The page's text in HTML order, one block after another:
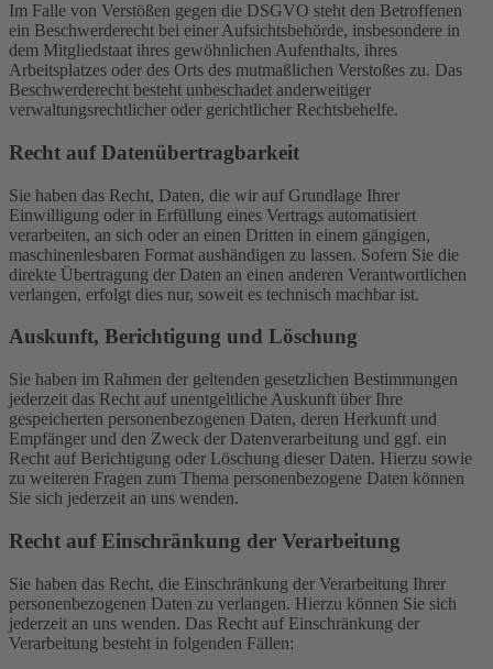
Im Falle von Verstößen gegen die DSGVO steht den Betroffenen
ein Beschwerderecht bei einer Aufsichtsbehörde, insbesondere in
dem Mitgliedstaat ihres gewöhnlichen Aufenthalts, ihres
Arbeitsplatzes oder des Orts des mutmaßlichen Verstoßes zu. Das
Beschwerderecht besteht unbeschadet anderweitiger
verwaltungsrechtlicher oder gerichtlicher Rechtsbehelfe.
Recht auf Daten­übertrag­barkeit
Sie haben das Recht, Daten, die wir auf Grundlage Ihrer
Einwilligung oder in Erfüllung eines Vertrags automatisiert
verarbeiten, an sich oder an einen Dritten in einem gängigen,
maschinenlesbaren Format aushändigen zu lassen. Sofern Sie die
direkte Übertragung der Daten an einen anderen Verantwortlichen
verlangen, erfolgt dies nur, soweit es technisch machbar ist.
Auskunft, Berichtigung und Löschung
Sie haben im Rahmen der geltenden gesetzlichen Bestimmungen
jederzeit das Recht auf unentgeltliche Auskunft über Ihre
gespeicherten personenbezogenen Daten, deren Herkunft und
Empfänger und den Zweck der Datenverarbeitung und ggf. ein
Recht auf Berichtigung oder Löschung dieser Daten. Hierzu sowie
zu weiteren Fragen zum Thema personenbezogene Daten können
Sie sich jederzeit an uns wenden.
Recht auf Einschränkung der Verarbeitung
Sie haben das Recht, die Einschränkung der Verarbeitung Ihrer
personenbezogenen Daten zu verlangen. Hierzu können Sie sich
jederzeit an uns wenden. Das Recht auf Einschränkung der
Verarbeitung besteht in folgenden Fällen: